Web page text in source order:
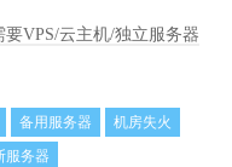
China , Beijing
要VPS/云主机/独立服务器
备用服务器
机房失火
服务器